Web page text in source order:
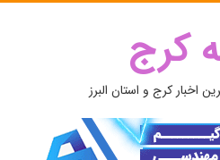
کرج
اخبار کرج و استان البرز